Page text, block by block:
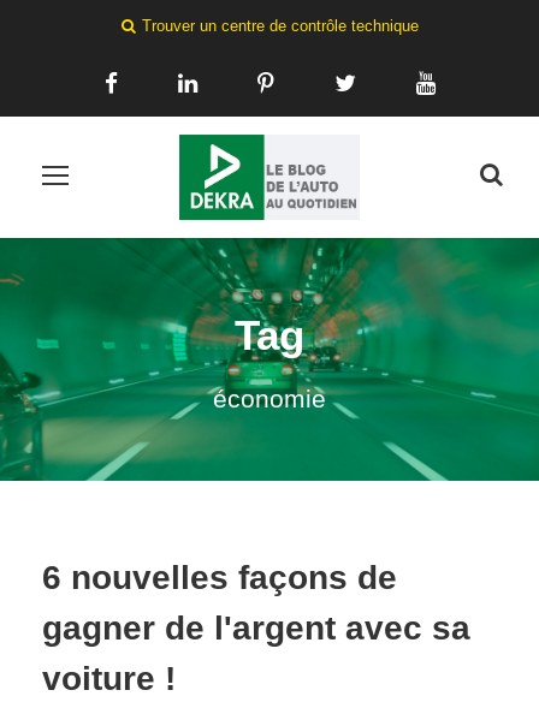
Trouver un centre de contrôle technique
Tag
économie
6 nouvelles façons de
gagner de l'argent avec sa
voiture !